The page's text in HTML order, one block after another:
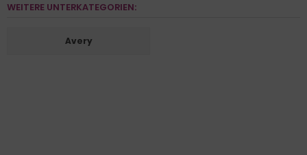
WEITERE UNTERKATEGORIEN:
Avery